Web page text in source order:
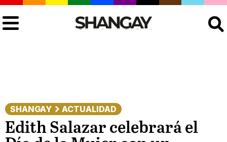
SHANGAY ACTUALIDAD
Edith Salazar celebrará el